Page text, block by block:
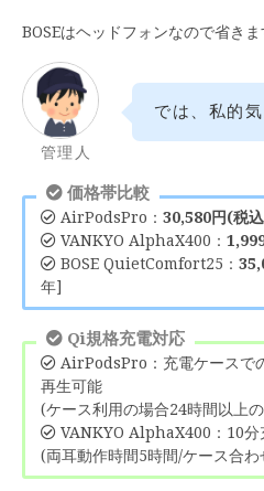
BOSEはヘッドフォンなので省きま
管理人
では、私的
価格帯比較
AirPodsPro： 30,580円(税
VANKYO AlphaX400：
BOSE QuietComfort25：
年]
Qi規格充電対応
AirPodsPro：充電ケースで
再生可能
(ケース利用の場合24時間以上
VANKYO AlphaX400：10分
(両耳動作時間5時間/ケース合